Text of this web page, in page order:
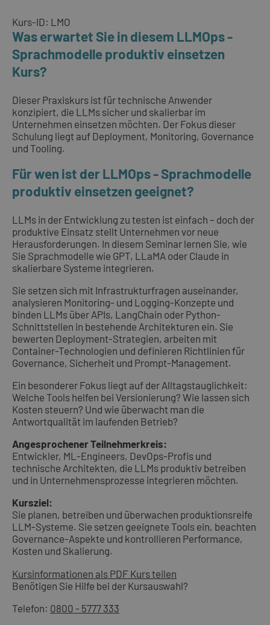
Kurs-ID: LMO
Was erwartet Sie in diesem LLMOps -
Sprachmodelle produktiv einsetzen
Kurs?
Dieser Praxiskurs ist für technische Anwender
konzipiert, die LLMs sicher und skalierbar im
Unternehmen einsetzen möchten. Der Fokus dieser
Schulung liegt auf Deployment, Monitoring, Governance
und Tooling.
Für wen ist der LLMOps - Sprachmodelle
produktiv einsetzen geeignet?
LLMs in der Entwicklung zu testen ist einfach – doch der
produktive Einsatz stellt Unternehmen vor neue
Herausforderungen. In diesem Seminar lernen Sie, wie
Sie Sprachmodelle wie GPT, LLaMA oder Claude in
skalierbare Systeme integrieren.
Sie setzen sich mit Infrastrukturfragen auseinander,
analysieren Monitoring- und Logging-Konzepte und
binden LLMs über APIs, LangChain oder Python-
Schnittstellen in bestehende Architekturen ein. Sie
bewerten Deployment-Strategien, arbeiten mit
Container-Technologien und definieren Richtlinien für
Governance, Sicherheit und Prompt-Management.
Ein besonderer Fokus liegt auf der Alltagstauglichkeit:
Welche Tools helfen bei Versionierung? Wie lassen sich
Kosten steuern? Und wie überwacht man die
Antwortqualität im laufenden Betrieb?
Angesprochener Teilnehmerkreis:
Entwickler, ML-Engineers, DevOps-Profis und
technische Architekten, die LLMs produktiv betreiben
und in Unternehmensprozesse integrieren möchten.
Kursziel:
Sie planen, betreiben und überwachen produktionsreife
LLM-Systeme. Sie setzen geeignete Tools ein, beachten
Governance-Aspekte und kontrollieren Performance,
Kosten und Skalierung.
Kursinformationen als PDF Kurs teilen
Benötigen Sie Hilfe bei der Kursauswahl?
Telefon: 0800 - 5777 333